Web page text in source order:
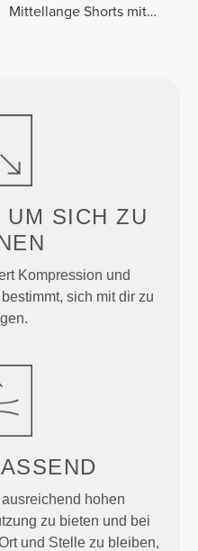
Mittellange Shorts mit
UM SICH ZU
Kompression und
sich mit dir zu
hohen
zu bieten und bei
und Stelle zu bleiben,